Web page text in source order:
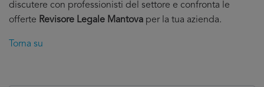
discutere con professionisti del settore e confronta le
offerte Revisore Legale Mantova per la tua azienda.
Torna su